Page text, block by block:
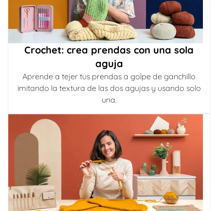
Crochet: crea prendas con una sola
aguja
Aprende a tejer tus prendas a golpe de ganchillo
imitando la textura de las dos agujas y usando solo
una.